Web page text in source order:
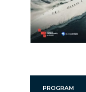
PROGRAM